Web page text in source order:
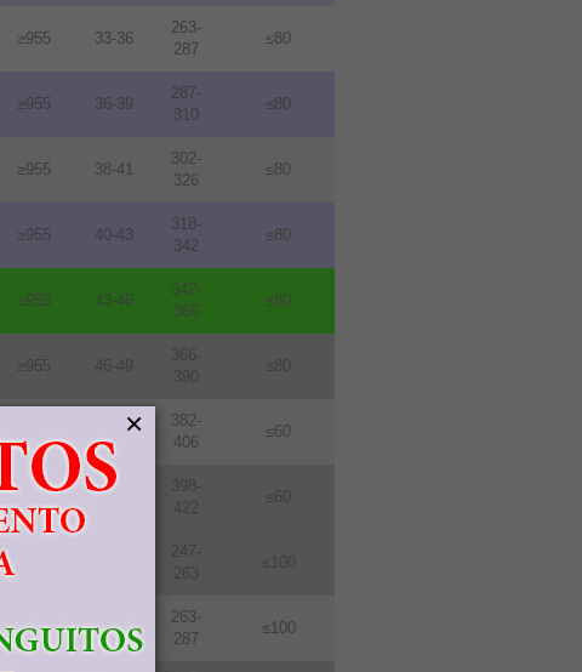
≥955 33-36
263-
287
≤80
≥955 36-39
287-
310
≤80
≥955 38-41
302-
326
≤80
≥955 40-43
318-
342
≤80
≥955 43-46
342-
366
≤80
≥955 46-49
366-
390
≤80
48-51
382-
406
≤60
≥876 50-53
398-
422
≤60
247-
263
≤100
≥1114 33-36
263-
287
≤100
×